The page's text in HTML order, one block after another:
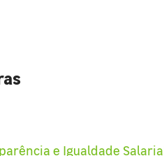
e Igualdade